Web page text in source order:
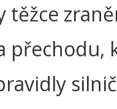
těžce
přechodu,